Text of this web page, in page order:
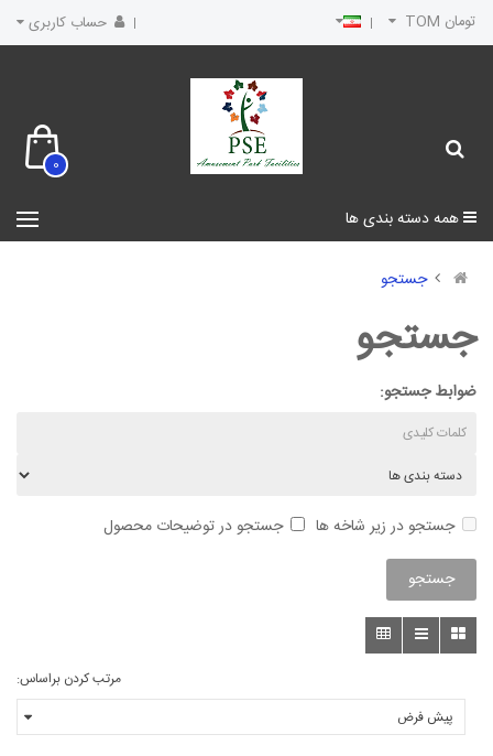
تومان TOM حساب کاربری
0
جستجو
جستجو
ضوابط جستجو:
جستجو در زیر شاخه ها جستجو در توضیحات محصول
مرتب کردن براساس: